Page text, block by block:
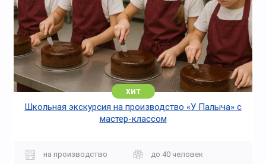
Литературные Мистические
хит
Школьная экскурсия на производство «У Палыча» с
мастер-классом
на производство
до 40 человек